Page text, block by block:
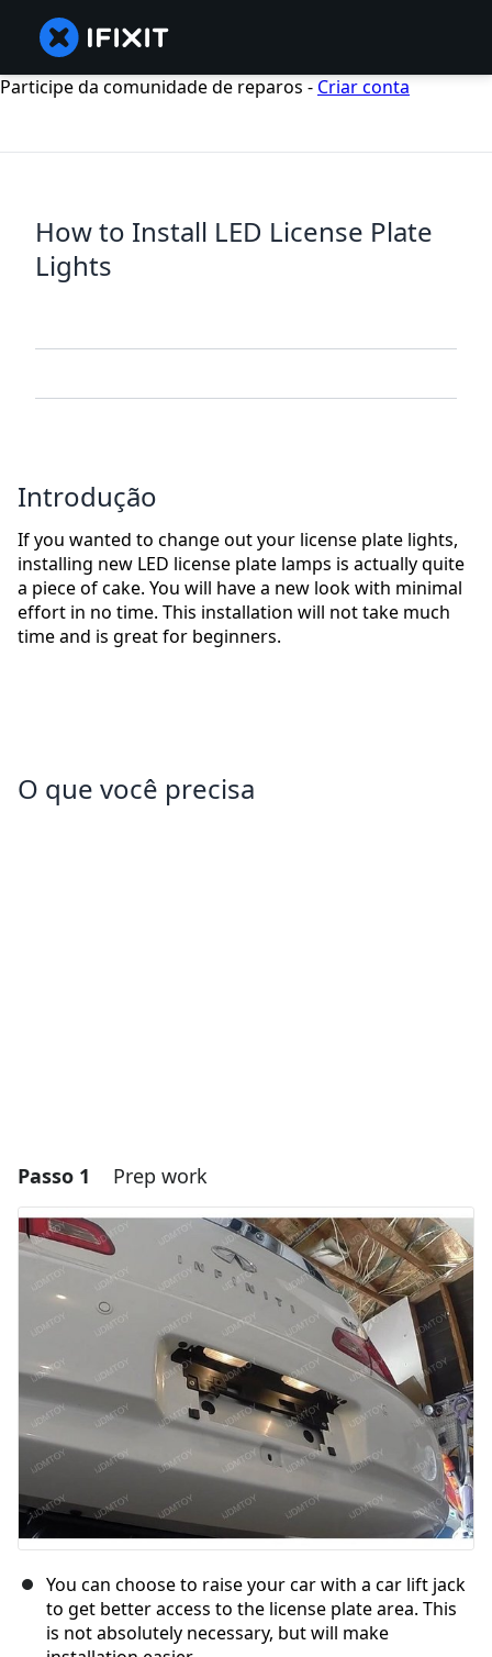
Participe da comunidade de reparos - Criar conta
How to Install LED License Plate
Lights
Introdução
If you wanted to change out your license plate lights,
installing new LED license plate lamps is actually quite
a piece of cake. You will have a new look with minimal
effort in no time. This installation will not take much
time and is great for beginners.
O que você precisa
Passo 1 Prep work
You can choose to raise your car with a car lift jack
to get better access to the license plate area. This
is not absolutely necessary, but will make